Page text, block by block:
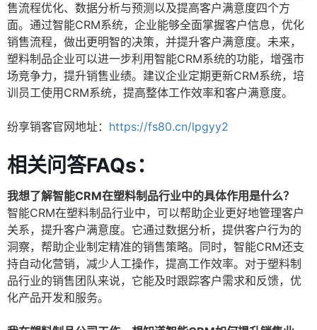
售流程优化、数据分析与预测以及提高客户满意度四个方
面。通过智能CRM系统，企业能够全面掌握客户信息，优化
销售流程，做出更明智的决策，并提升客户满意度。未来，
塑料制品企业可以进一步利用智能CRM系统的功能，增强市
场竞争力，提升销售业绩。建议企业定期更新CRM系统，培
训员工使用CRM系统，提高整体工作效率和客户满意度。
纷享销客官网地址： https://fs80.cn/lpgyy2
相关问答FAQs：
我想了解智能CRM在塑料制品行业中的具体作用是什么？
智能CRM在塑料制品行业中，可以帮助企业更好地管理客户
关系，提升客户满意度。它通过数据分析，提供客户行为的
洞察，帮助企业制定精准的销售策略。同时，智能CRM还支
持自动化营销，减少人工操作，提高工作效率。对于塑料制
品行业的销售团队来说，它能及时跟踪客户需求和反馈，优
化产品开发和服务。